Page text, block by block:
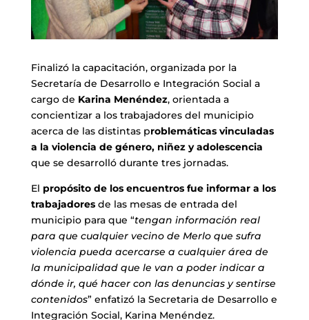
Finalizó la capacitación, organizada por la
Secretaría de Desarrollo e Integración Social a
cargo de Karina Menéndez, orientada a
concientizar a los trabajadores del municipio
acerca de las distintas problemáticas vinculadas
a la violencia de género, niñez y adolescencia
que se desarrolló durante tres jornadas.
El propósito de los encuentros fue informar a los
trabajadoresde las mesas de entrada del
municipio para que “tengan información real
para que cualquier vecino de Merlo que sufra
violencia pueda acercarse a cualquier área de
la municipalidad que le van a poder indicar a
dónde ir, qué hacer con las denuncias y sentirse
contenidos” enfatizó la Secretaria de Desarrollo e
Integración Social, Karina Menéndez.